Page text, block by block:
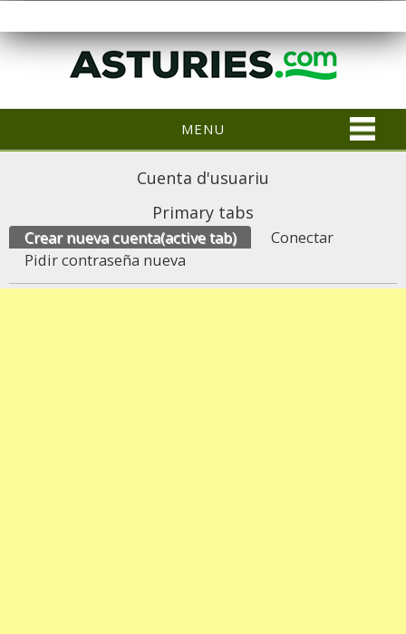
MENU
Cuenta d'usuariu
Primary tabs
Crear nueva cuenta(active tab)
Conectar
Pidir contraseña nueva